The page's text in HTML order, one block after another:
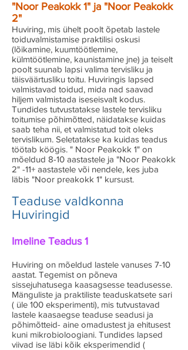
"Noor Peakokk 1" ja "Noor Peakokk
2"
Huviring, mis ühelt poolt õpetab lastele
toiduvalmistamise praktilisi oskusi
(lõikamine, kuumtöötlemine,
külmtöötlemine, kaunistamine jne) ja teiselt
poolt suunab lapsi valima tervisliku ja
täisväärtusliku toitu. Huviringis lapsed
valmistavad toidud, mida nad saavad
hiljem valmistada iseseisvalt kodus.
Tundides tutvustatakse lastele tervisliku
toitumise põhimõtted, näidatakse kuidas
saab teha nii, et valmistatud toit oleks
tervislikum. Seletatakse ka kuidas teadus
töötab köögis. " Noor Peakokk 1" on
mõeldud 8-10 aastastele ja "Noor Peakokk
2" -11+ aastastele või nendele, kes juba
läbis "Noor preakokk 1" kursust.
Teaduse valdkonna
Huviringid
Imeline Teadus 1
Huviring on mõeldud lastele vanuses 7-10
aastat. Tegemist on põneva
sissejuhatusega kaasagsesse teadusesse.
Mänguliste ja praktiliste teaduskatsete sari
( üle 100 eksperimenti), mis tutvustavad
lastele kaasaegse teaduse seadusi ja
põhimõtteid- aine omadustest ja ehitusest
kuni mikrobioloogiani. Tundides lapsed
viivad ise läbi kõik eksperimendid (